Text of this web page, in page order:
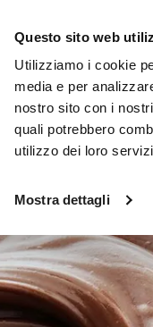
Questo sito web
Utilizziamo i cookie
media e per
nostro sito con i
quali potrebbero
utilizzo dei loro
Mostra dettagli
DA NON